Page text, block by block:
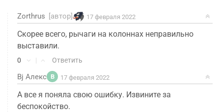
Zorthrus [автор] 17 февраля 2022
Скорее всего, рычаги на колоннах неправильно
выставили.
0 | Ответить
Bj Алекс B 17 февраля 2022
А все я поняла свою ошибку. Извините за
беспокойство.